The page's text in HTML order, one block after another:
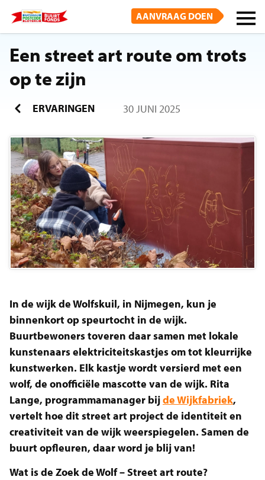
AANVRAAG DOEN
Een street art route om trots
op te zijn
ERVARINGEN 30 JUNI 2025
In de wijk de Wolfskuil, in Nijmegen, kun je
binnenkort op speurtocht in de wijk.
Buurtbewoners toveren daar samen met lokale
kunstenaars elektriciteitskastjes om tot kleurrijke
kunstwerken. Elk kastje wordt versierd met een
wolf, de onofficiële mascotte van de wijk. Rita
Lange, programmamanager bijde Wijkfabriek,
vertelt hoe dit street art project de identiteit en
creativiteit van de wijk weerspiegelen. Samen de
buurt opfleuren, daar word je blij van!
Wat is de Zoek de Wolf – Street art route?